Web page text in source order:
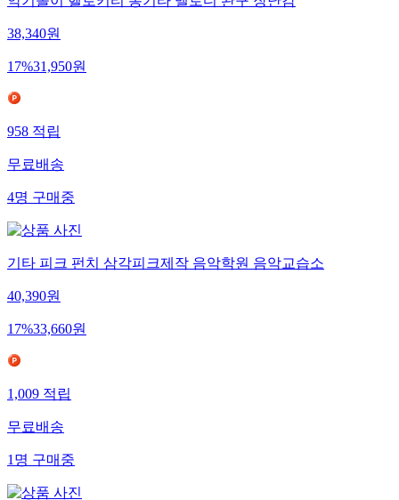
악기놀이 헬로키티 통기타 멜로디 완구 장난감
38,340원
17%31,950원
958적립
무료배송
4명구매중
기타 피크 펀치 삼각피크제작 음악학원 음악교습소
40,390원
17%33,660원
1,009적립
무료배송
1명구매중